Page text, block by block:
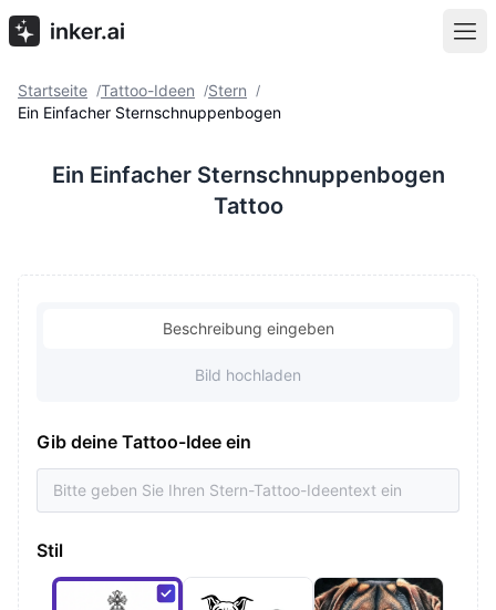
Startseite /Tattoo-Ideen /Stern /
Ein Einfacher Sternschnuppenbogen
Ein Einfacher Sternschnuppenbogen
Tattoo
Beschreibung eingeben
Bild hochladen
Gib deine Tattoo-Idee ein
Stil